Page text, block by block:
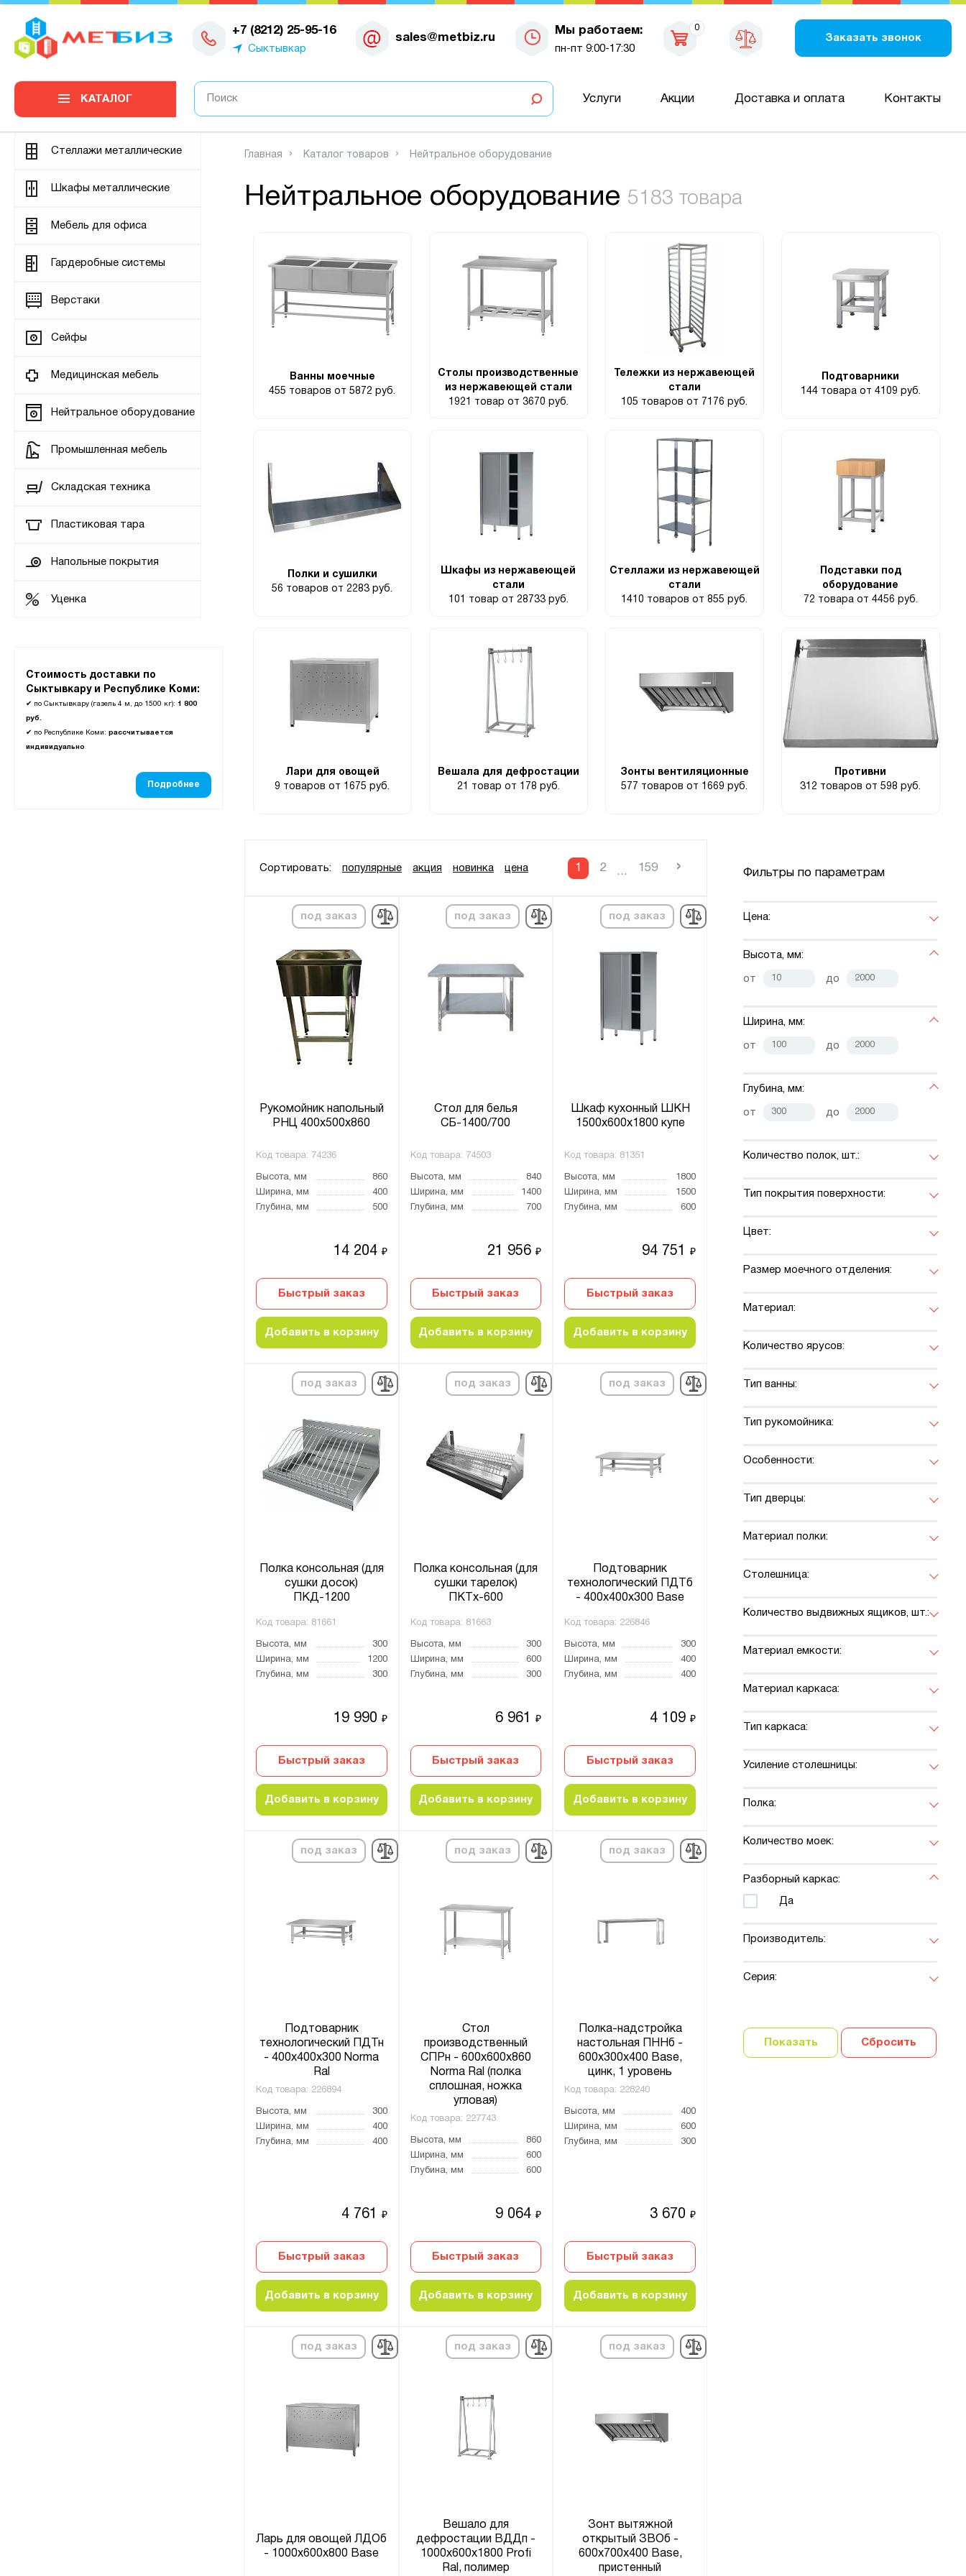
+7 (8212) 25-95-16
Сыктывкар
sales@metbiz.ru
Мы работаем:
пн-пт 9:00-17:30
0
Заказать звонок
0
КАТАЛОГ Услуги Акции Доставка и оплата Контакты
Стеллажи металлические
Шкафы металлические
Мебель для офиса
Гардеробные системы
Верстаки
Сейфы
Медицинская мебель
Нейтральное оборудование
Промышленная мебель
Складская техника
Пластиковая тара
Напольные покрытия
Уценка
Стоимость доставки по
Сыктывкару и Республике Коми:
✔ по Сыктывкару (газель 4 м, до 1500 кг): 1 800
руб.
✔ по Республике Коми: рассчитывается
индивидуально
Подробнее
Главная Каталог товаров Нейтральное оборудование
Нейтральное оборудование 5183 товара
Ванны моечные
455 товаровот 5872 руб.
Столы производственные
из нержавеющей стали
1921 товар от 3670 руб.
Тележки из нержавеющей
стали
105 товаровот 7176 руб.
Подтоварники
144 товара от 4109 руб.
Полки и сушилки
56 товаровот 2283 руб.
Шкафы из нержавеющей
стали
101 товар от 28733 руб.
Стеллажи из нержавеющей
стали
1410 товаровот 855 руб.
Подставки под
оборудование
72 товара от 4456 руб.
Лари для овощей
9 товаровот 1675 руб.
Вешала для дефростации
21 товар от 178 руб.
Зонты вентиляционные
577 товаровот 1669 руб.
Противни
312 товаровот 598 руб.
Сортировать: популярные акция новинка цена 1 2 ... 159 ›
под заказ
Рукомойник напольный
РНЦ 400x500x860
Код товара: 74236
Высота, мм
860
Ширина, мм
400
Глубина, мм
500
14 204 ₽
Быстрый заказ
Добавить в корзину
под заказ
Стол для белья
СБ-1400/700
Код товара: 74503
Высота, мм
840
Ширина, мм
1400
Глубина, мм
700
21 956₽
Быстрый заказ
Добавить в корзину
под заказ
Шкаф кухонный ШКН
1500x600x1800 купе
Код товара: 81351
Высота, мм
1800
Ширина, мм
1500
Глубина, мм
600
94 751 ₽
Быстрый заказ
Добавить в корзину
под заказ
Полка консольная (для
сушки досок)
ПКД-1200
Код товара: 81661
Высота, мм
300
Ширина, мм
1200
Глубина, мм
300
19 990 ₽
Быстрый заказ
Добавить в корзину
под заказ
Полка консольная (для
сушки тарелок)
ПКТх-600
Код товара: 81663
Высота, мм
300
Ширина, мм
600
Глубина, мм
300
6 961₽
Быстрый заказ
Добавить в корзину
под заказ
Подтоварник
технологический ПДТб
- 400х400х300 Base
Код товара: 226846
Высота, мм
300
Ширина, мм
400
Глубина, мм
400
4 109 ₽
Быстрый заказ
Добавить в корзину
под заказ
Подтоварник
технологический ПДТн
- 400х400х300 Norma
Ral
Код товара: 226894
Высота, мм
300
Ширина, мм
400
Глубина, мм
400
4 761 ₽
Быстрый заказ
Добавить в корзину
под заказ
Стол
производственный
СПРн - 600x600x860
Norma Ral (полка
сплошная, ножка
угловая)
Код товара: 227743
Высота, мм
860
Ширина, мм
600
Глубина, мм
600
9 064₽
Быстрый заказ
Добавить в корзину
под заказ
Полка-надстройка
настольная ПННб -
600x300x400 Base,
цинк, 1 уровень
Код товара: 228240
Высота, мм
400
Ширина, мм
600
Глубина, мм
300
3 670 ₽
Быстрый заказ
Добавить в корзину
под заказ
Ларь для овощей ЛДОб
- 1000x600x800 Base
под заказ
Вешало для
дефростации ВДДп -
1000x600x1800 Profi
Ral, полимер
под заказ
Зонт вытяжной
открытый ЗВОб -
600x700x400 Base,
пристенный
Фильтры по параметрам
Цена:
Высота, мм:
от до
Ширина, мм:
от до
Глубина, мм:
от до
Количество полок, шт.:
Тип покрытия поверхности:
Цвет:
Размер моечного отделения:
Материал:
Количество ярусов:
Тип ванны:
Тип рукомойника:
Особенности:
Тип дверцы:
Материал полки:
Столешница:
Количество выдвижных ящиков, шт.:
Материал емкости:
Материал каркаса:
Тип каркаса:
Усиление столешницы:
Полка:
Количество моек:
Разборный каркас:
Да
Производитель:
Серия:
Показать Сбросить